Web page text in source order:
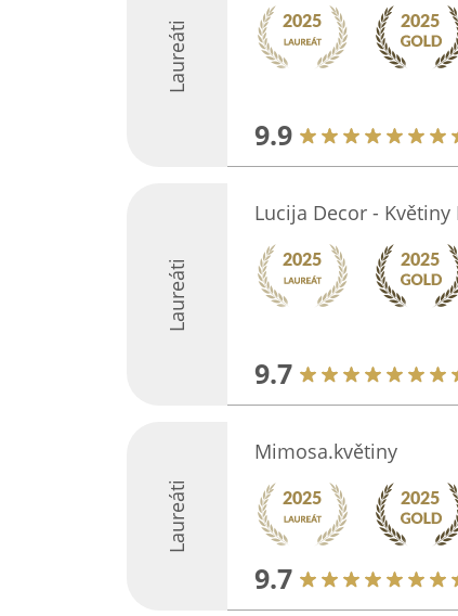
Laureáti
9.9
Laureáti
Lucija Decor - Květiny
9.7
Laureáti
Mimosa.květiny
9.7